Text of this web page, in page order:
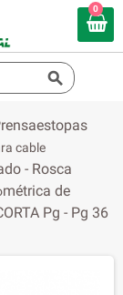
0

cable
- Rosca
métrica de
Pg - Pg 36